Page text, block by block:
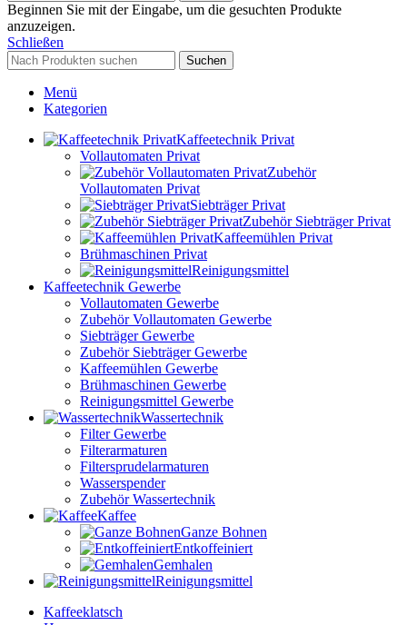
Beginnen Sie mit der Eingabe, um die gesuchten Produkte
anzuzeigen.
Schließen
Suchen
Menü
Kategorien
Kaffeetechnik Privat
Vollautomaten Privat
Zubehör
Vollautomaten Privat
Siebträger Privat
Zubehör Siebträger Privat
Kaffeemühlen Privat
Brühmaschinen Privat
Reinigungsmittel
Kaffeetechnik Gewerbe
Vollautomaten Gewerbe
Zubehör Vollautomaten Gewerbe
Siebträger Gewerbe
Zubehör Siebträger Gewerbe
Kaffeemühlen Gewerbe
Brühmaschinen Gewerbe
Reinigungsmittel Gewerbe
Wassertechnik
Filter Gewerbe
Filterarmaturen
Filtersprudelarmaturen
Wasserspender
Zubehör Wassertechnik
Kaffee
Ganze Bohnen
Entkoffeiniert
Gemhalen
Reinigungsmittel
Kaffeeklatsch